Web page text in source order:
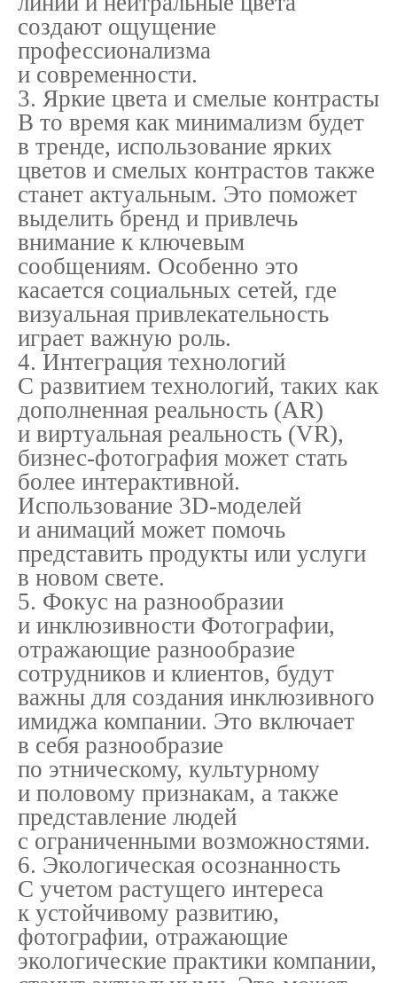
создают ощущение
профессионализма
и современности.
3. Яркие цвета и смелые контрасты
В то время как минимализм будет
в тренде, использование ярких
цветов и смелых контрастов также
станет актуальным. Это поможет
выделить бренд и привлечь
внимание к ключевым
сообщениям. Особенно это
касается социальных сетей, где
визуальная привлекательность
играет важную роль.
4. Интеграция технологий
С развитием технологий, таких как
дополненная реальность (AR)
и виртуальная реальность (VR),
бизнес-фотография может стать
более интерактивной.
Использование 3D-моделей
и анимаций может помочь
представить продукты или услуги
в новом свете.
5. Фокус на разнообразии
и инклюзивности Фотографии,
отражающие разнообразие
сотрудников и клиентов, будут
важны для создания инклюзивного
имиджа компании. Это включает
в себя разнообразие
по этническому, культурному
и половому признакам, а также
представление людей
с ограниченными возможностями.
6. Экологическая осознанность
С учетом растущего интереса
к устойчивому развитию,
фотографии, отражающие
экологические практики компании,